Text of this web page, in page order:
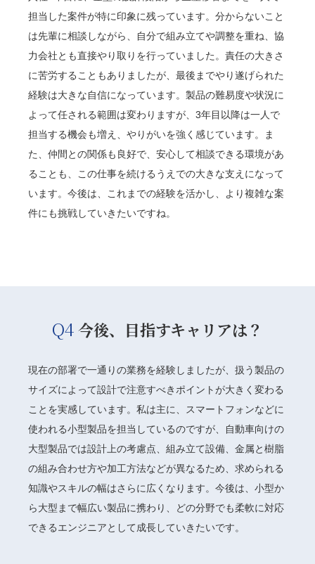
担当した案件が特に印象に残っています。分からないこと
は先輩に相談しながら、自分で組み立てや調整を重ね、協
力会社とも直接やり取りを行っていました。責任の大きさ
に苦労することもありましたが、最後までやり遂げられた
経験は大きな自信になっています。製品の難易度や状況に
よって任される範囲は変わりますが、3年目以降は一人で
担当する機会も増え、やりがいを強く感じています。ま
た、仲間との関係も良好で、安心して相談できる環境があ
ることも、この仕事を続けるうえでの大きな支えになって
います。今後は、これまでの経験を活かし、より複雑な案
件にも挑戦していきたいですね。
Q4今後、目指すキャリアは？
現在の部署で一通りの業務を経験しましたが、扱う製品の
サイズによって設計で注意すべきポイントが大きく変わる
ことを実感しています。私は主に、スマートフォンなどに
使われる小型製品を担当しているのですが、自動車向けの
大型製品では設計上の考慮点、組み立て設備、金属と樹脂
の組み合わせ方や加工方法などが異なるため、求められる
知識やスキルの幅はさらに広くなります。今後は、小型か
ら大型まで幅広い製品に携わり、どの分野でも柔軟に対応
できるエンジニアとして成長していきたいです。